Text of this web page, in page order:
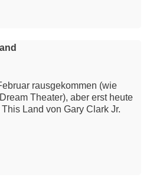
rausgekommen (wie
Theater), aber erst heute
Land von Gary Clark Jr.